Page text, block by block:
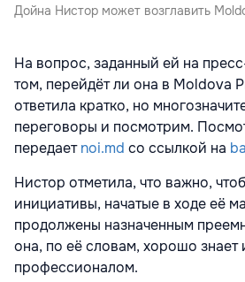
Дойна Нистор может возглавить
На вопрос, заданный ей на
том, перейдёт ли она в Moldova
ответила кратко, но
переговоры и посмотрим.
передаетnoi.md со ссылкой на
Нистор отметила, что важно,
инициативы, начатые в ходе её
продолжены назначенным
она, по её словам, хорошо знает
профессионалом.